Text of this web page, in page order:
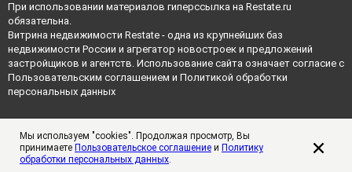
При использовании материалов гиперссылка на Restate.ru
обязательна.
Витрина недвижимости Restate - одна из крупнейших баз
недвижимости России и агрегатор новостроек и предложений
застройщиков и агентств. Использование сайта означает согласие с
Пользовательским соглашением и Политикой обработки
персональных данных
Мы используем "cookies". Продолжая просмотр, Вы
принимаете Пользовательское соглашение и Политику
обработки персональных данных.